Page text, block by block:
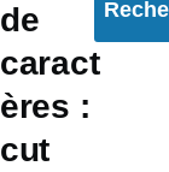
de
caract
ères :
cut